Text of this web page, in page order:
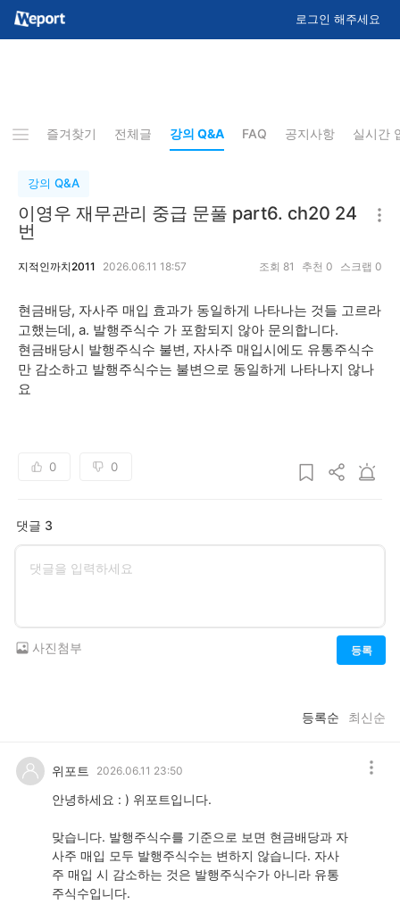
로그인 해주세요
즐겨찾기 전체글 강의 Q&A FAQ 공지사항 실시간
강의 Q&A
이영우 재무관리 중급 문풀 part6. ch20 24
번
지적인까치2011 2026.06.11 18:57 조회 81 추천 0 스크랩 0
현금배당, 자사주 매입 효과가 동일하게 나타나는 것들 고르라
고했는데, a. 발행주식수 가 포함되지 않아 문의합니다.
현금배당시 발행주식수 불변, 자사주 매입시에도 유통주식수
만 감소하고 발행주식수는 불변으로 동일하게 나타나지 않나
요
0 0
댓글 3
등록
사진첨부
등록순 최신순
위포트 2026.06.11 23:50
안녕하세요 : ) 위포트입니다.
맞습니다. 발행주식수를 기준으로 보면 현금배당과 자
사주 매입 모두 발행주식수는 변하지 않습니다. 자사
주 매입 시 감소하는 것은 발행주식수가 아니라 유통
주식수입니다.